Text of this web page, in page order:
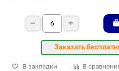
Заказать
В закладки В